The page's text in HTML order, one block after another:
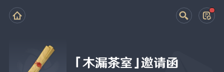
「木漏茶室」邀请函